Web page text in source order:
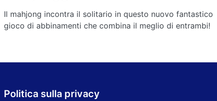
Il mahjong incontra il solitario in questo nuovo fantastico
gioco di abbinamenti che combina il meglio di entrambi!
Politica sulla privacy